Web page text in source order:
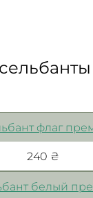
флаг
240 ₴
белый